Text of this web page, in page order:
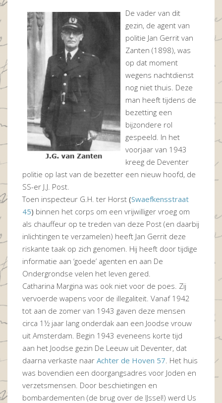
De vader van dit
gezin, de agent van
politie Jan Gerrit van
Zanten (1898), was
op dat moment
wegens nachtdienst
nog niet thuis. Deze
man heeft tijdens de
bezetting een
bijzondere rol
gespeeld. In het
voorjaar van 1943
kreeg de Deventer
politie op last van de bezetter een nieuw hoofd, de
SS-er J.J. Post.
Toen inspecteur G.H. ter Horst (Swaefkensstraat
45) binnen het corps om een vrijwilliger vroeg om
als chauffeur op te treden van deze Post (en daarbij
inlichtingen te verzamelen) heeft Jan Gerrit deze
riskante taak op zich genomen. Hij heeft door tijdige
informatie aan ‘goede’ agenten en aan De
Ondergrondse velen het leven gered.
Catharina Margina was ook niet voor de poes. Zij
vervoerde wapens voor de illegaliteit. Vanaf 1942
tot aan de zomer van 1943 gaven deze mensen
circa 1½ jaar lang onderdak aan een Joodse vrouw
uit Amsterdam. Begin 1943 eveneens korte tijd
aan het Joodse gezin De Leeuw uit Deventer, dat
daarna verkaste naar Achter de Hoven 57. Het huis
was bovendien een doorgangsadres voor Joden en
verzetsmensen. Door beschietingen en
bombardementen (de brug over de IJssel!) werd Us